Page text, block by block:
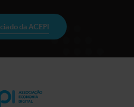
da ACEPI